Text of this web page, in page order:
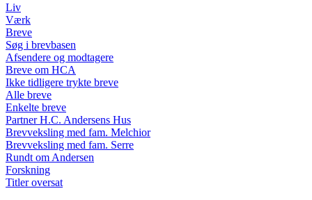
Liv
Værk
Breve
Søg i brevbasen
Afsendere og modtagere
Breve om HCA
Ikke tidligere trykte breve
Alle breve
Enkelte breve
Partner H.C. Andersens Hus
Brevveksling med fam. Melchior
Brevveksling med fam. Serre
Rundt om Andersen
Forskning
Titler oversat